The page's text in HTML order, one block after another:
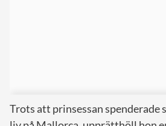
Trots att prinsessan spenderade